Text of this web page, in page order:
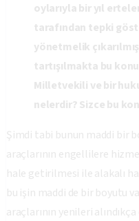
oylarıyla bir yıl
tarafından tepki
yönetmelik
tartışılmakta bu
Milletvekili ve bir
nelerdir? Sizce bu
Şimdi tabi bunun maddi bir
araçlarının engellilere
hale getirilmesi ile alakalı
bu işin maddi de bir boyutu
araçlarının yenileri